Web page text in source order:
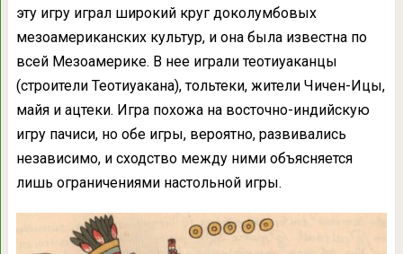
эту игру играл широкий круг доколумбовых
мезоамериканских культур, и она была известна по
всей Мезоамерике. В нее играли теотиуаканцы
(строители Теотиуакана), тольтеки, жители Чичен-Ицы,
майя и ацтеки. Игра похожа на восточно-индийскую
игру пачиси, но обе игры, вероятно, развивались
независимо, и сходство между ними объясняется
лишь ограничениями настольной игры.